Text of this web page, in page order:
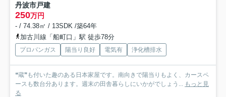
丹波市戸建
250万円
- / 74.38㎡ / 13SDK /築64年
加古川線「船町口」駅 徒歩78分
プロパンガス 陽当り良好 電気有 浄化槽排水
❝蔵❞も付いた趣のある日本家屋です。南向きで陽当りもよく、カースペ
ースも数台分あります。週末の田舎暮らしにいかがでしょう...
もっと見
る